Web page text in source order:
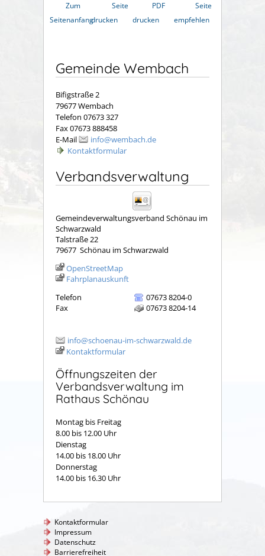
Zum
Seitenanfang
Seite
drucken
PDF
drucken
Seite
empfehlen
Gemeinde Wembach
Bifigstraße 2
79677 Wembach
Telefon 07673 327
Fax 07673 888458
E-Mail
info@wembach.de
Kontaktformular
Verbandsverwaltung
Gemeindeverwaltungsverband Schönau im
Schwarzwald
Talstraße 22
79677 Schönau im Schwarzwald
OpenStreetMap
Fahrplanauskunft
Telefon
07673 8204-0
Fax
07673 8204-14
info@schoenau-im-schwarzwald.de
Kontaktformular
Öffnungszeiten der
Verbandsverwaltung im
Rathaus Schönau
Montag bis Freitag
8.00 bis 12.00 Uhr
Dienstag
14.00 bis 18.00 Uhr
Donnerstag
14.00 bis 16.30 Uhr
Kontaktformular
Impressum
Datenschutz
Barrierefreiheit